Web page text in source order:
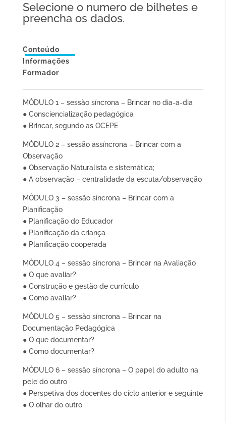
Selecione o numero de bilhetes e
preencha os dados.
Conteúdo
Informações
Formador
MÓDULO 1 – sessão síncrona – Brincar no dia-a-dia
● Consciencialização pedagógica
● Brincar, segundo as OCEPE
MÓDULO 2 – sessão assíncrona – Brincar com a
Observação
● Observação Naturalista e sistemática;
● A observação – centralidade da escuta/observação
MÓDULO 3 – sessão síncrona – Brincar com a
Planificação
● Planificação do Educador
● Planificação da criança
● Planificação cooperada
MÓDULO 4 – sessão síncrona – Brincar na Avaliação
● O que avaliar?
● Construção e gestão de currículo
● Como avaliar?
MÓDULO 5 – sessão síncrona – Brincar na
Documentação Pedagógica
● O que documentar?
● Como documentar?
MÓDULO 6 – sessão síncrona – O papel do adulto na
pele do outro
● Perspetiva dos docentes do ciclo anterior e seguinte
● O olhar do outro